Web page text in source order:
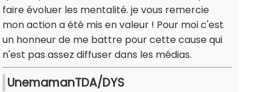
faire évoluer les mentalité. je vous remercie
mon action a été mis en valeur ! Pour moi c'est
un honneur de me battre pour cette cause qui
n'est pas assez diffuser dans les médias.
UnemamanTDA/DYS